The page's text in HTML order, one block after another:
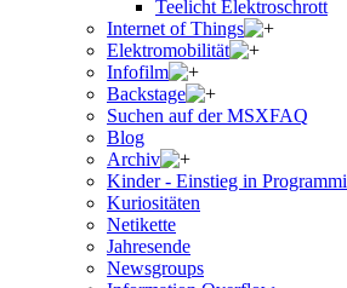
Teelicht Elektroschrott
Internet of Things
Elektromobilität
Infofilm
Backstage
Suchen auf der MSXFAQ
Blog
Archiv
Kinder - Einstieg in
Kuriositäten
Netikette
Jahresende
Newsgroups